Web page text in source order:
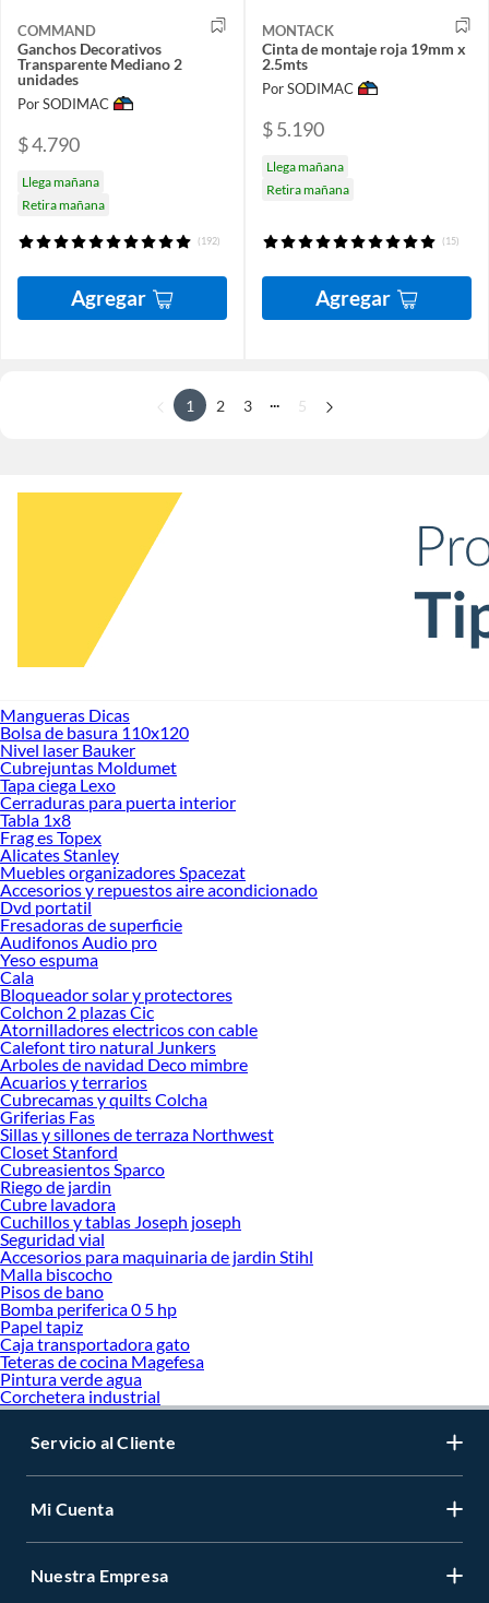
COMMAND
Ganchos Decorativos
Transparente Mediano 2
unidades
Por SODIMAC
$ 4.790
Llega mañana
Retira mañana
(192)
Agregar
MONTACK
Cinta de montaje roja 19mm x
2.5mts
Por SODIMAC
$ 5.190
Llega mañana
Retira mañana
(15)
Agregar
1 2 3 5
Mangueras Dicas
Bolsa de basura 110x120
Nivel laser Bauker
Cubrejuntas Moldumet
Tapa ciega Lexo
Cerraduras para puerta interior
Tabla 1x8
Frag es Topex
Alicates Stanley
Muebles organizadores Spacezat
Accesorios y repuestos aire acondicionado
Dvd portatil
Fresadoras de superficie
Audifonos Audio pro
Yeso espuma
Cala
Bloqueador solar y protectores
Colchon 2 plazas Cic
Atornilladores electricos con cable
Calefont tiro natural Junkers
Arboles de navidad Deco mimbre
Acuarios y terrarios
Cubrecamas y quilts Colcha
Griferias Fas
Sillas y sillones de terraza Northwest
Closet Stanford
Cubreasientos Sparco
Riego de jardin
Cubre lavadora
Cuchillos y tablas Joseph joseph
Seguridad vial
Accesorios para maquinaria de jardin Stihl
Malla biscocho
Pisos de bano
Bomba periferica 0 5 hp
Papel tapiz
Caja transportadora gato
Teteras de cocina Magefesa
Pintura verde agua
Corchetera industrial
Servicio al Cliente
Mi Cuenta
Nuestra Empresa